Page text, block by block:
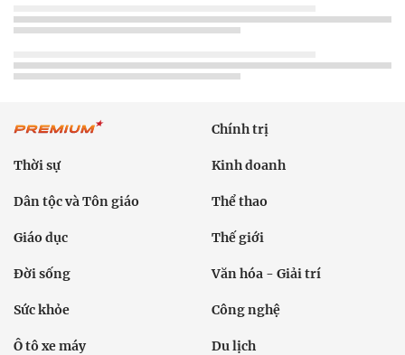
Chính trị
Thời sự Kinh doanh
Dân tộc và Tôn giáo Thể thao
Giáo dục Thế giới
Đời sống Văn hóa - Giải trí
Sức khỏe Công nghệ
Ô tô xe máy Du lịch